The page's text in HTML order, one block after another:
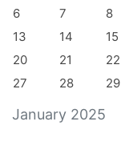
January 2025
6
7 8
13
14 15
20
21 22
27
28 29